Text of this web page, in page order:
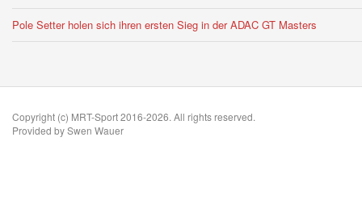
Pole Setter holen sich ihren ersten Sieg in der ADAC GT Masters
Copyright (c) MRT-Sport 2016-2026. All rights reserved.
Provided by Swen Wauer